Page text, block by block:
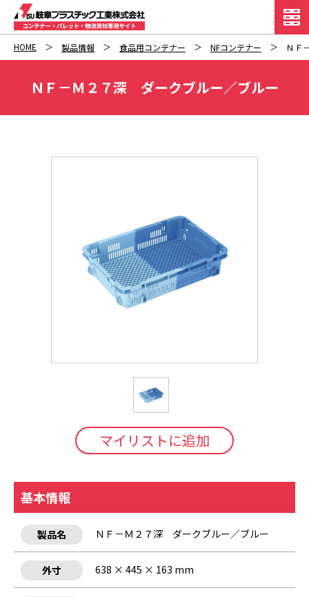
HOME 製品情報 食品用コンテナー NFコンテナー ＮＦ
ＮＦ－Ｍ２７深 ダークブルー／ブルー
マイリストに追加
基本情報
製品名 ＮＦ－Ｍ２７深 ダークブルー／ブルー
外寸 638 × 445 × 163 mm